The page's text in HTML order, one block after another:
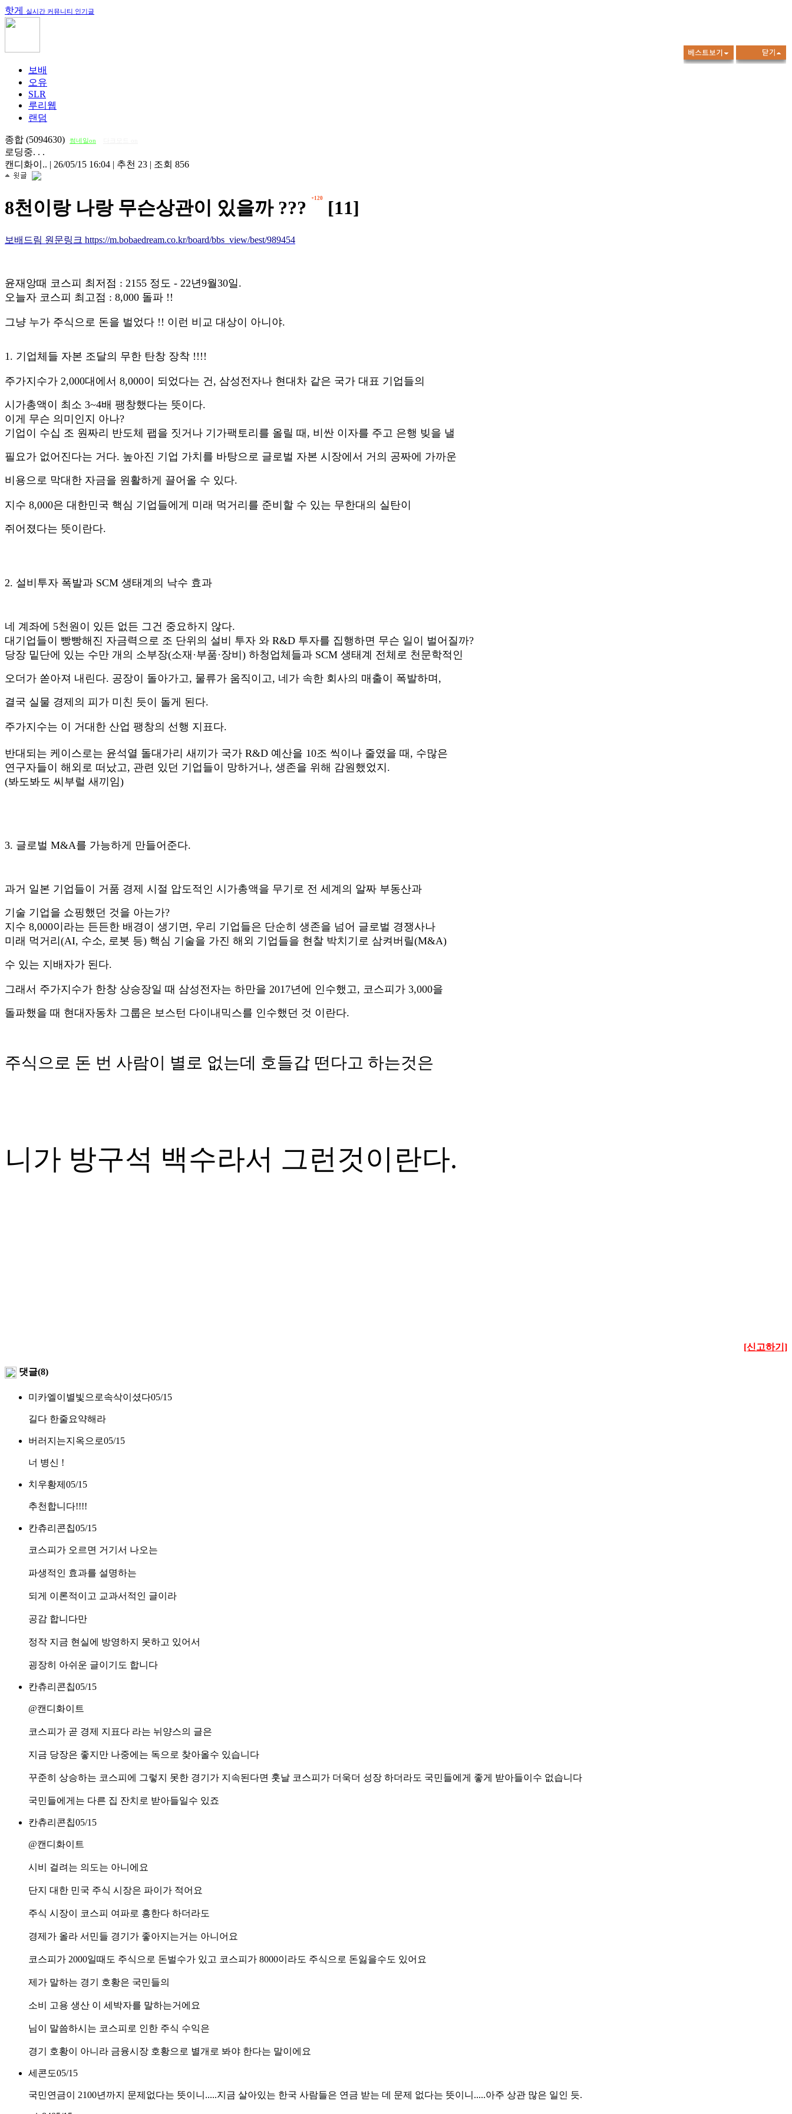
핫게 실시간 커뮤니티 인기글
보배
오유
SLR
루리웹
랜덤
종합 (5094630) 썸네일on
로딩중. . .
캔디화이.. | 26/05/15 16:04 | 추천 23 | 조회 856
8천이랑 나랑 무슨상관이 있을까 ??? +120 [11]
보배드림 원문링크 https://m.bobaedream.co.kr/board/bbs_view/best/989454
윤재앙때 코스피 최저점 : 2155 정도 - 22년9월30일.
오늘자 코스피 최고점 : 8,000 돌파 !!
그냥 누가 주식으로 돈을 벌었다 !! 이런 비교 대상이 아니야.
1. 기업체들 자본 조달의 무한 탄창 장착 !!!!
주가지수가 2,000대에서 8,000이 되었다는 건, 삼성전자나 현대차 같은 국가 대표 기업들의
시가총액이 최소 3~4배 팽창했다는 뜻이다.
이게 무슨 의미인지 아나?
기업이 수십 조 원짜리 반도체 팹을 짓거나 기가팩토리를 올릴 때, 비싼 이자를 주고 은행 빚을 낼
필요가 없어진다는 거다. 높아진 기업 가치를 바탕으로 글로벌 자본 시장에서 거의 공짜에 가까운
비용으로 막대한 자금을 원활하게 끌어올 수 있다.
지수 8,000은 대한민국 핵심 기업들에게 미래 먹거리를 준비할 수 있는 무한대의 실탄이
쥐어졌다는 뜻이란다.
2. 설비투자 폭발과 SCM 생태계의 낙수 효과
네 계좌에 5천원이 있든 없든 그건 중요하지 않다.
대기업들이 빵빵해진 자금력으로 조 단위의 설비 투자 와 R&D 투자를 집행하면 무슨 일이 벌어질까?
당장 밑단에 있는 수만 개의 소부장(소재·부품·장비) 하청업체들과 SCM 생태계 전체로 천문학적인
오더가 쏟아져 내린다. 공장이 돌아가고, 물류가 움직이고, 네가 속한 회사의 매출이 폭발하며,
결국 실물 경제의 피가 미친 듯이 돌게 된다.
주가지수는 이 거대한 산업 팽창의 선행 지표다.
반대되는 케이스로는 윤석열 돌대가리 새끼가 국가 R&D 예산을 10조 씩이나 줄였을 때, 수많은
연구자들이 해외로 떠났고, 관련 있던 기업들이 망하거나, 생존을 위해 감원했었지.
(봐도봐도 씨부럴 새끼임)
3. 글로벌 M&A를 가능하게 만들어준다.
과거 일본 기업들이 거품 경제 시절 압도적인 시가총액을 무기로 전 세계의 알짜 부동산과
기술 기업을 쇼핑했던 것을 아는가?
지수 8,000이라는 든든한 배경이 생기면, 우리 기업들은 단순히 생존을 넘어 글로벌 경쟁사나
미래 먹거리(AI, 수소, 로봇 등) 핵심 기술을 가진 해외 기업들을 현찰 박치기로 삼켜버릴(M&A)
수 있는 지배자가 된다.
그래서 주가지수가 한창 상승장일 때 삼성전자는 하만을 2017년에 인수했고, 코스피가 3,000을
돌파했을 때 현대자동차 그룹은 보스턴 다이내믹스를 인수했던 것 이란다.
주식으로 돈 번 사람이 별로 없는데 호들갑 떤다고 하는것은
니가 방구석 백수라서 그런것이란다.
[신고하기]
댓글(8)
미카엘이별빛으로속삭이셨다05/15
길다 한줄요약해라
버러지는지옥으로05/15
너 병신 !
치우황제 05/15
추천합니다!!!!
칸츄리콘칩05/15
코스피가 오르면 거기서 나오는
파생적인 효과를 설명하는
되게 이론적이고 교과서적인 글이라
공감 합니다만
정작 지금 현실에 방영하지 못하고 있어서
굉장히 아쉬운 글이기도 합니다
칸츄리콘칩05/15
@캔디화이트
코스피가 곧 경제 지표다 라는 뉘양스의 글은
지금 당장은 좋지만 나중에는 독으로 찾아올수 있습니다
꾸준히 상승하는 코스피에 그렇지 못한 경기가 지속된다면 훗날 코스피가 더욱더 성장 하더라도 국민들에게 좋게 받아들이수 없습니다
국민들에게는 다른 집 잔치로 받아들일수 있죠
칸츄리콘칩05/15
@캔디화이트
시비 걸려는 의도는 아니에요
단지 대한 민국 주식 시장은 파이가 적어요
주식 시장이 코스피 여파로 흥한다 하더라도
경제가 올라 서민들 경기가 좋아지는거는 아니어요
코스피가 2000일때도 주식으로 돈벌수가 있고 코스피가 8000이라도 주식으로 돈잃을수도 있어요
제가 말하는 경기 호황은 국민들의
소비 고용 생산 이 세박자를 말하는거에요
님이 말씀하시는 코스피로 인한 주식 수익은
경기 호황이 아니라 금융시장 호황으로 별개로 봐야 한다는 말이에요
세콘도05/15
국민연금이 2100년까지 문제없다는 뜻이니.....지금 살아있는 한국 사람들은 연금 받는 데 문제 없다는 뜻이니.....아주 상관 많은 일인 듯.